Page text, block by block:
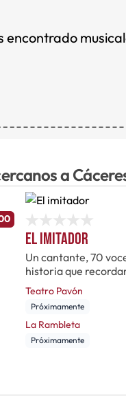
encontrado
a
El imitador
Un cantante, 70
historia que
Teatro Pavón
Próximamente
La Rambleta
Próximamente